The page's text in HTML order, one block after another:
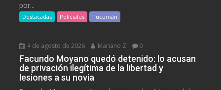
por...
Destacadas Policiales Tucumán
4 de agosto de 2026 Mariano Z 0
Facundo Moyano quedó detenido: lo acusan
de privación ilegítima de la libertad y
lesiones a su novia